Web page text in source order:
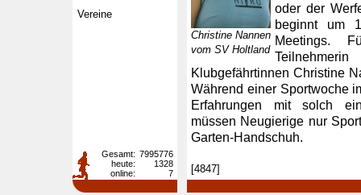
Vereine
Christine Nannen
vom SV Holtland
oder der
beginnt um
Meetings.
Klubgefährtinnen Christine
Während einer Sportwoche
Erfahrungen mit solch
müssen Neugierige nur
Garten-Handschuh.
[4847]
Gesamt: 7995776
heute:
1328
online:
7